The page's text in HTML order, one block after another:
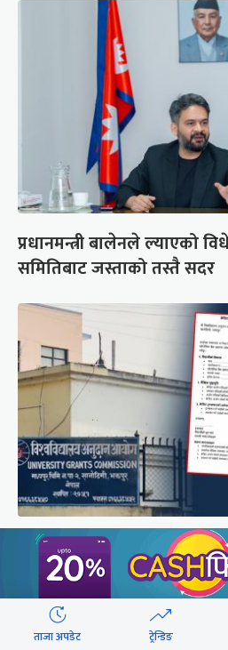
प्रधानमन्त्री बालेनले ल्याएको
समितिबाट जस्ताको तस्तै सदर
शैक्षिक क्रेडिट बैंक : विदेशमा
नेपालमा निरन्तरता
छुटाउनुभयो कि ?
ताजा अपडेट ट्रेन्डिङ